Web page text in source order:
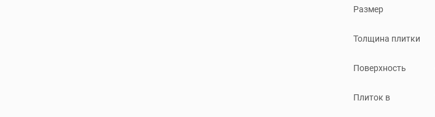
Размер
Толщина плитки
Поверхность
Плиток в